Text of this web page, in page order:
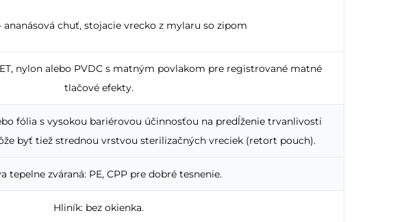
ananásová chuť, stojacie vrecko z mylaru so zipom
nylon alebo PVDC s matným povlakom pre registrované matné
tlačové efekty.
fólia s vysokou bariérovou účinnosťou na predĺženie trvanlivosti
byť tiež strednou vrstvou sterilizačných vreciek (retort pouch).
tepelne zváraná: PE, CPP pre dobré tesnenie.
Hliník: bez okienka.